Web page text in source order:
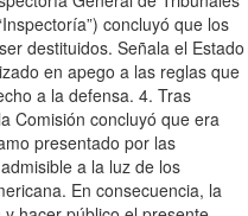
concluyó que los
destituidos. Señala el Estado
en apego a las reglas que
a la defensa. 4. Tras
Comisión concluyó que era
presentado por las
a la luz de los
En consecuencia, la